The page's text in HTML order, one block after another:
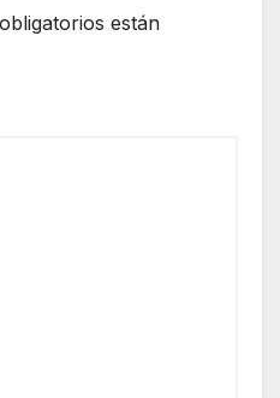
están